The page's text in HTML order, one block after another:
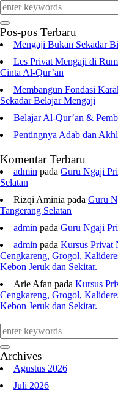
Pos-pos Terbaru
Mengaji Bukan Sekadar
Les Privat Mengaji di
Cinta Al-Qur’an
Membangun Fondasi
Sekadar Belajar Mengaji
Belajar Al-Qur’an &
Pentingnya Adab dan
Komentar Terbaru
admin pada Guru Ngaji
Selatan
Rizqi Aminia pada Guru
Tangerang Selatan
admin pada Guru Ngaji
admin pada Kursus Privat
Cengkareng, Grogol,
Kebon Jeruk dan Sekitar.
Arie Afan pada Kursus
Cengkareng, Grogol,
Kebon Jeruk dan Sekitar.
Archives
Agustus 2026
Juli 2026